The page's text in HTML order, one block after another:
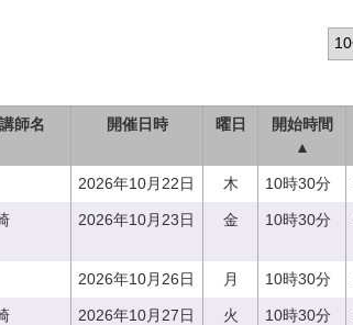
講師名 開催日時 曜日
開始時間
▲
2026年10月22日 木 10時30分
2026年10月23日 金 10時30分
2026年10月26日 月 10時30分
2026年10月27日 火 10時30分